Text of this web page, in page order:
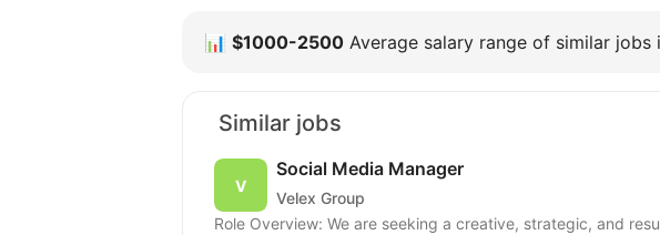
📊 $1000-2500 Average salary range of similar jobs
Similar jobs
Social Media Manager
Velex Group
Role Overview: ​We are seeking a creative, strategic, and results-driven Social Media